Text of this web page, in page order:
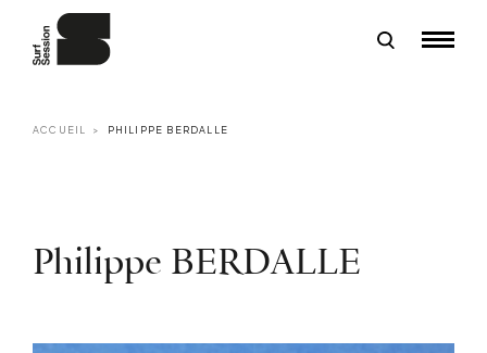
ACCUEIL PHILIPPE BERDALLE
Philippe BERDALLE